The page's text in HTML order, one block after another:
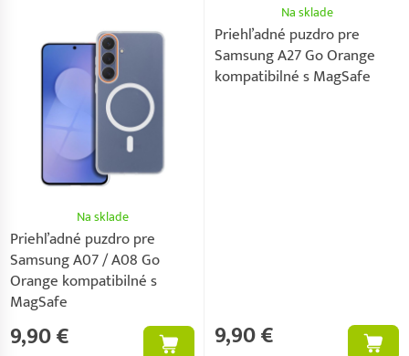
Na sklade
Priehľadné puzdro pre
Samsung A07 / A08 Go
Orange kompatibilné s
MagSafe
9,90 €
Na sklade
Priehľadné puzdro pre
Samsung A27 Go Orange
kompatibilné s MagSafe
9,90 €